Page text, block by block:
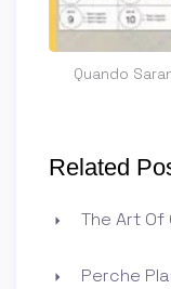
Quando
Related
The Art Of
Perche